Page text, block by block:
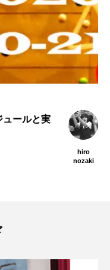
ンバーを募
に。
hiro
nozaki